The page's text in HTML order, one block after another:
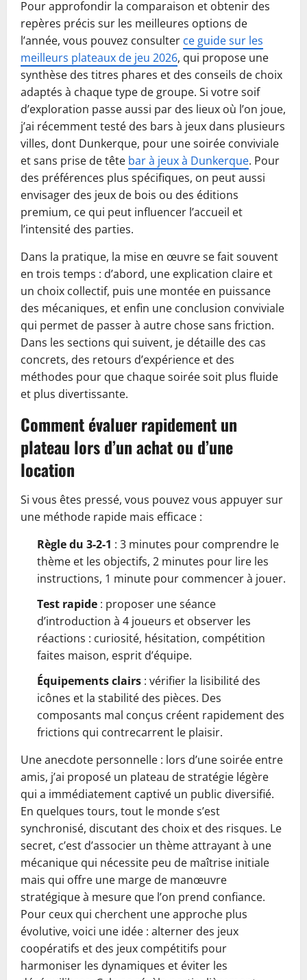
Pour approfondir la comparaison et obtenir des
repères précis sur les meilleures options de
l’année, vous pouvez consulter ce guide sur les
meilleurs plateaux de jeu 2026, qui propose une
synthèse des titres phares et des conseils de choix
adaptés à chaque type de groupe. Si votre soif
d’exploration passe aussi par des lieux où l’on joue,
j’ai récemment testé des bars à jeux dans plusieurs
villes, dont Dunkerque, pour une soirée conviviale
et sans prise de tête bar à jeux à Dunkerque. Pour
des préférences plus spécifiques, on peut aussi
envisager des jeux de bois ou des éditions
premium, ce qui peut influencer l’accueil et
l’intensité des parties.
Dans la pratique, la mise en œuvre se fait souvent
en trois temps : d’abord, une explication claire et
un choix collectif, puis une montée en puissance
des mécaniques, et enfin une conclusion conviviale
qui permet de passer à autre chose sans friction.
Dans les sections qui suivent, je détaille des cas
concrets, des retours d’expérience et des
méthodes pour que chaque soirée soit plus fluide
et plus divertissante.
Comment évaluer rapidement un
plateau lors d’un achat ou d’une
location
Si vous êtes pressé, vous pouvez vous appuyer sur
une méthode rapide mais efficace :
Règle du 3-2-1 : 3 minutes pour comprendre le
thème et les objectifs, 2 minutes pour lire les
instructions, 1 minute pour commencer à jouer.
Test rapide : proposer une séance
d’introduction à 4 joueurs et observer les
réactions : curiosité, hésitation, compétition
faites maison, esprit d’équipe.
Équipements clairs : vérifier la lisibilité des
icônes et la stabilité des pièces. Des
composants mal conçus créent rapidement des
frictions qui contrecarrent le plaisir.
Une anecdote personnelle : lors d’une soirée entre
amis, j’ai proposé un plateau de stratégie légère
qui a immédiatement captivé un public diversifié.
En quelques tours, tout le monde s’est
synchronisé, discutant des choix et des risques. Le
secret, c’est d’associer un thème attrayant à une
mécanique qui nécessite peu de maîtrise initiale
mais qui offre une marge de manœuvre
stratégique à mesure que l’on prend confiance.
Pour ceux qui cherchent une approche plus
évolutive, voici une idée : alterner des jeux
coopératifs et des jeux compétitifs pour
harmoniser les dynamiques et éviter les